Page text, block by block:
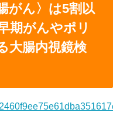
がん〉は5割以
期がんやポリ
大腸内視鏡検